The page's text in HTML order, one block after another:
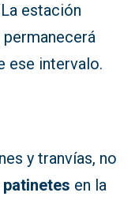
estación
ese intervalo.
y tranvías, no
en la